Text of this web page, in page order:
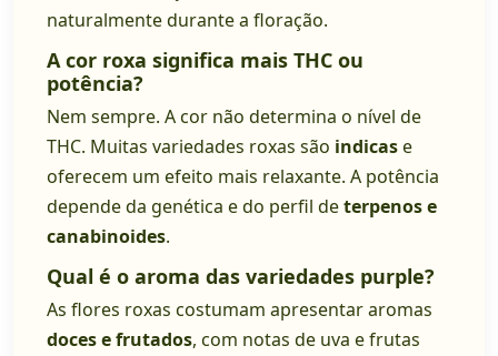
naturalmente durante a floração.
A cor roxa significa mais THC ou
potência?
Nem sempre. A cor não determina o nível de
THC. Muitas variedades roxas são indicase
oferecem um efeito mais relaxante. A potência
depende da genética e do perfil deterpenos e
canabinoides.
Qual é o aroma das variedades purple?
As flores roxas costumam apresentar aromas
doces e frutados, com notas de uva e frutas